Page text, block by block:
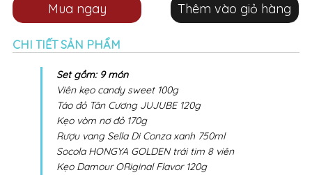
Thêm vào giỏ hàng
Mua ngay
CHI TIẾT SẢN PHẨM
Set gồm: 9 món
Viên kẹo candy sweet 100g
Táo đỏ Tân Cương JUJUBE 120g
Kẹo vòm nơ đỏ 170g
Rượu vang Sella Di Conza xanh 750ml
Socola HONGYA GOLDEN trái tim 8 viên
Kẹo Damour ORiginal Flavor 120g